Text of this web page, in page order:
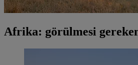
Afrika: görülmesi